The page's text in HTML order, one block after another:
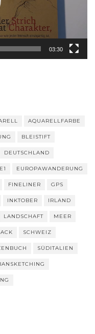
03:30
AQUARELLFARBE
BLEISTIFT
DEUTSCHLAND
E1 EUROPAWANDERUNG
FINELINER GPS
INKTOBER IRLAND
LANDSCHAFT MEER
SCHWEIZ
SÜDITALIEN